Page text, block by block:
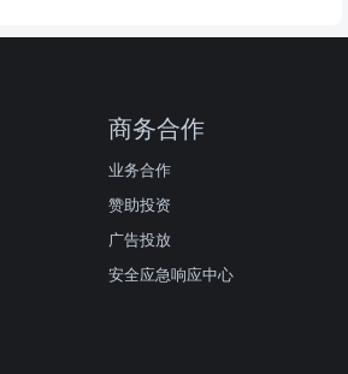
商务合作
业务合作
赞助投资
广告投放
安全应急响应中心